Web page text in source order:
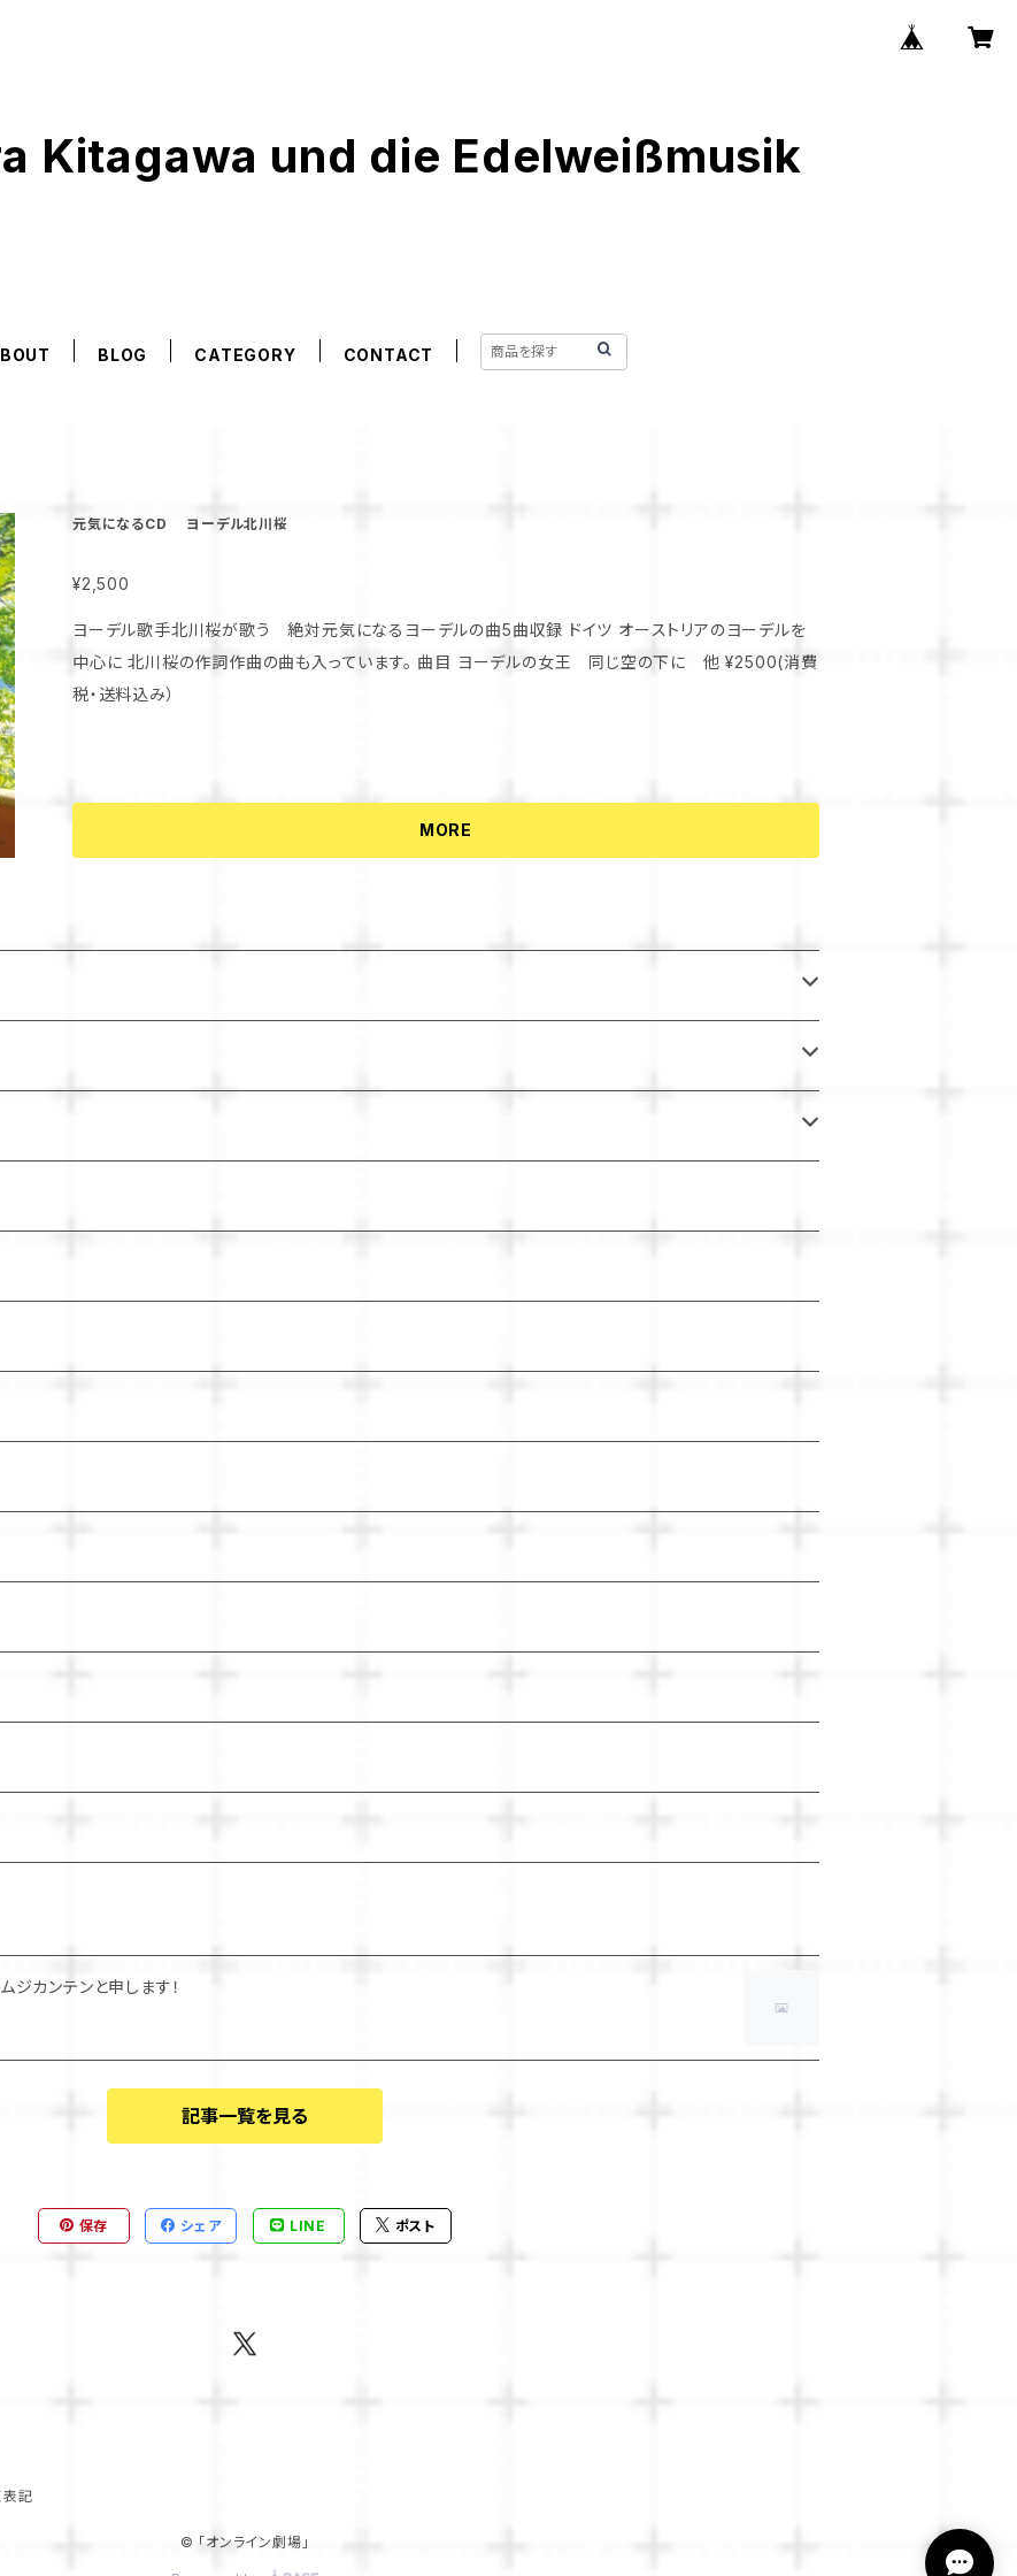
Kitagawa und die Edelweißmusik
BLOG CATEGORY CONTACT
元気になるCD ヨーデル北川桜
¥2,500
ヨーデル歌手北川桜が歌う 絶対元気になるヨーデルの曲5曲収録 ドイツ オーストリアのヨーデルを
中心に 北川桜の作詞作曲の曲も入っています。 曲目 ヨーデルの女王 同じ空の下に 他 ¥2500(消費
税・送料込み）
MORE
ジカンテンと申します！
記事一覧を見る
保存 シェア LINE ポスト
表記
© 「オンライン劇場」